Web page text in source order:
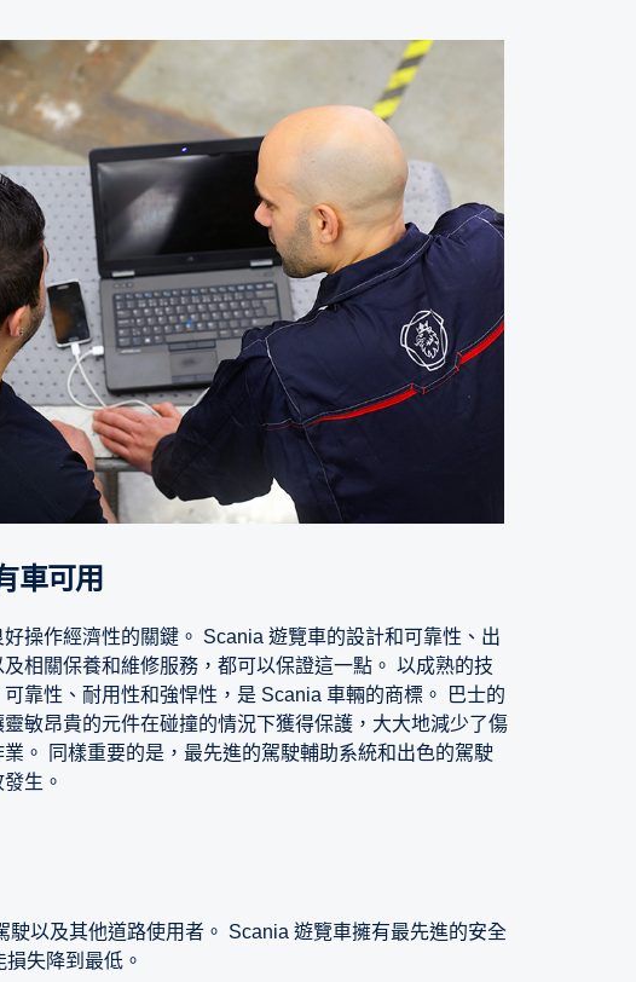
車可用
操作經濟性的關鍵。 Scania 遊覽車的設計和可靠性、出
相關保養和維修服務，都可以保證這一點。 以成熟的技
靠性、耐用性和強悍性，是 Scania 車輛的商標。 巴士的
敏昂貴的元件在碰撞的情況下獲得保護，大大地減少了傷
。 同樣重要的是，最先進的駕駛輔助系統和出色的駕駛
生。
以及其他道路使用者。 Scania 遊覽車擁有最先進的安全
失降到最低。